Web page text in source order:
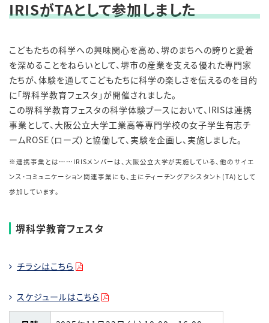
IRISがTAとして参加しました
こどもたちの科学への興味関心を高め、堺のまちへの誇りと愛着
を深めることをねらいとして、堺市の産業を支える優れた専門家
たちが、体験を通してこどもたちに科学の楽しさを伝えるのを目的
に「堺科学教育フェスタ」が開催されました。
この堺科学教育フェスタの科学体験ブースにおいて、IRISは連携
事業として、大阪公立大学工業高等専門学校の女子学生有志チ
ームROSE （ローズ）と協働して、 実験を企画し、実施しました。
※連携事業とは……IRISメンバーは、大阪公立大学が実施している、他のサイエ
ンス･コミュニケーション関連事業にも、主にティーチングアシスタント(TA)として
参加しています。
堺科学教育フェスタ
チラシはこちら
スケジュールはこちら